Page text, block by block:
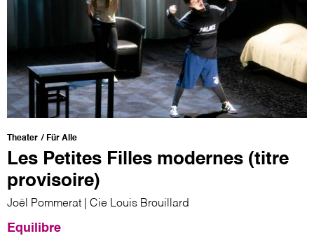
Theater Für Alle
Les Petites Filles modernes (titre
provisoire)
Joël Pommerat | Cie Louis Brouillard
Equilibre